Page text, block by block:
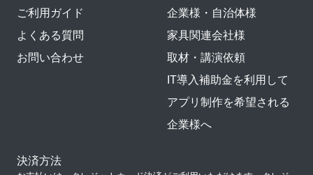
ご利用ガイド
よくある質問
お問い合わせ
企業様・自治体様
家具関連会社様
取材・講演依頼
IT導入補助金を利用して
アプリ制作を希望される
企業様へ
決済方法